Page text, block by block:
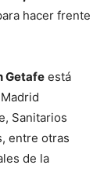
hacer frente
Getafe está
Sanitarios
entre otras
de la